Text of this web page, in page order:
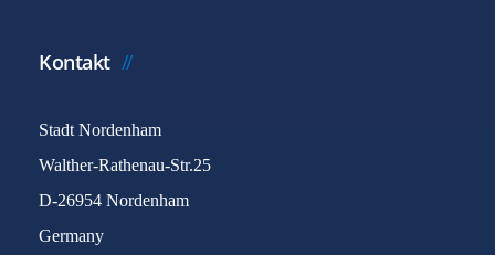
Kontakt
Stadt Nordenham
Walther-Rathenau-Str.25
D-26954 Nordenham
Germany